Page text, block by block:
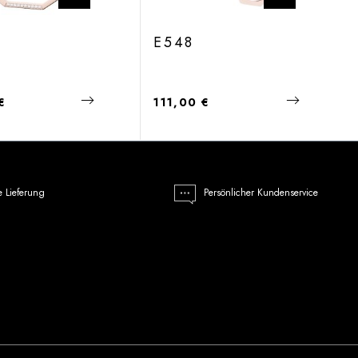
E548
Regulärer Preis:
111,00 €
Lieferung Persönlicher Kundenservice